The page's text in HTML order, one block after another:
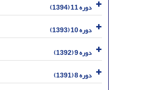
دوره 11 (1394)
دوره 10 (1393)
دوره 9 (1392)
دوره 8 (1391)